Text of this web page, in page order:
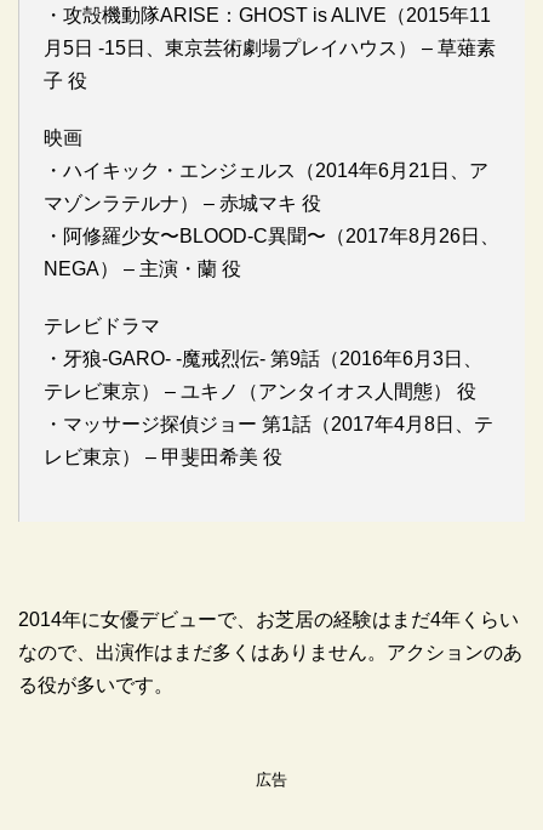
・攻殻機動隊ARISE：GHOST is ALIVE（2015年11
月5日 -15日、東京芸術劇場プレイハウス） – 草薙素
子 役
映画
・ハイキック・エンジェルス（2014年6月21日、ア
マゾンラテルナ） – 赤城マキ 役
・阿修羅少女〜BLOOD-C異聞〜（2017年8月26日、
NEGA） – 主演・蘭 役
テレビドラマ
・牙狼-GARO- -魔戒烈伝- 第9話（2016年6月3日、
テレビ東京） – ユキノ（アンタイオス人間態） 役
・マッサージ探偵ジョー 第1話（2017年4月8日、テ
レビ東京） – 甲斐田希美 役
2014年に女優デビューで、お芝居の経験はまだ4年くらい
なので、出演作はまだ多くはありません。アクションのあ
る役が多いです。
広告